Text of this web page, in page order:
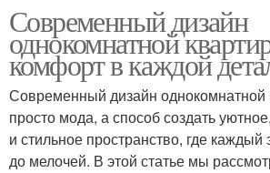
Современный дизайн
однокомнатной
комфорт в каждой
Современный дизайн однокомнатной
просто мода, а способ создать
и стильное пространство, где
до мелочей. В этой статье мы